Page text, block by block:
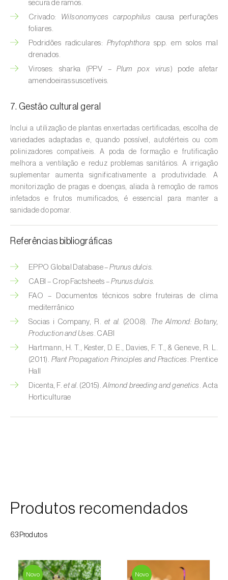
Cânhamo / Canábis ( Cannabis sativa
Carpino-europeu (
Carvalhos (Quercus spp. e Fagus spp.
Castanheiro (Castanea sativa
Cebola (Allium cepa )
Cedro (Cedrus spp. )
Cenoura ( Daucus carota
Centeio ( Secale cereale
Cerejeira (Prunus avium L.
Cevada (Hordeum vulgare
Chicória (Cichorium spp.)
Citrinos (Citrus spp.
Colza (Brassica napus )
Coqueiro ( Cocos nucifera)
Courgette (
Couve (Brassica oleracea
Dracena (Dracaena spp.)
Endívia (
Espargo (Asparagus officinalis)
secura de ramos.
Crivado: Wilsonomyces carpophilus causa perfurações
foliares.
Podridões radiculares: Phytophthora spp. em solos mal
drenados.
Viroses: sharka (PPV –Plum pox virus ) pode afetar
amendoeiras suscetíveis.
7. Gestão cultural geral
Inclui a utilização de plantas enxertadas certificadas, escolha de
variedades adaptadas e, quando possível, autoférteis ou com
polinizadores compatíveis. A poda de formação e frutificação
melhora a ventilação e reduz problemas sanitários. A irrigação
suplementar aumenta significativamente a produtividade. A
monitorização de pragas e doenças, aliada à remoção de ramos
infetados e frutos mumificados, é essencial para manter a
sanidade do pomar.
Referências bibliográficas
EPPO Global Database –Prunus dulcis.
CABI – Crop Factsheets –Prunus dulcis.
FAO – Documentos técnicos sobre fruteiras de clima
mediterrânico
Socias i Company, R. et al. (2008).
The Almond: Botany,
Production and Uses . CABI
Hartmann, H. T., Kester, D. E., Davies, F. T., & Geneve, R. L.
(2011). Plant Propagation: Principles and Practices
. Prentice
Hall
Dicenta, F.et al. (2015).Almond breeding and genetics . Acta
Horticulturae
Produtos recomendados
63Produtos
Novo Novo